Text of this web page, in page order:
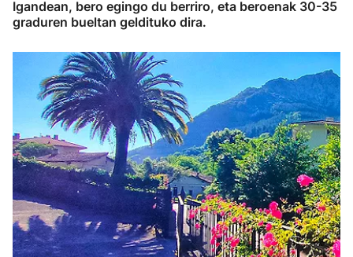
Igandean, bero egingo du berriro, eta beroenak 30-35
graduren bueltan geldituko dira.